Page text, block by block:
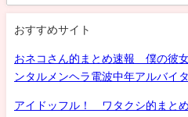
おすすめサイト
おネコさん的まとめ速報 僕の彼
ンタルメンヘラ電波中年アルバイ
アイドッフル！ ワタクシ的まと